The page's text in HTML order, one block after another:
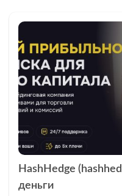
HashHedge
деньги